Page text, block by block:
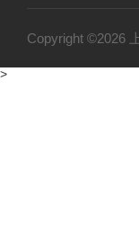
Copyright ©2026
>